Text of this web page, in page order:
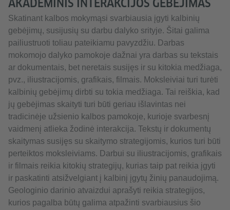
AKADEMINIS INTERAKCIJOS GEBĖJIMAS
Skatinant kalbos mokymąsi svarbiausia įgyti kalbinių
gebėjimų, susijusių su darbu dalyko srityje. Šitai galima
pailiustruoti toliau pateikiamu pavyzdžiu. Darbas
mokomojo dalyko pamokoje dažnai yra darbas su tekstais
ar dokumentais, bet neretais susijęs ir su kitokia medžiaga,
pvz., iliustracijomis, grafikais, filmais. Moksleiviai turi turėti
kalbinių gebėjimų dirbti su tokia medžiaga. Tai reiškia, kad
jų gebėjimas skaityti turi būti geriau išlavintas nei
tradicinėje užsienio kalbos pamokoje, kurioje svarbesnį
vaidmenį atlieka žodinė interakcija. Tekstų ir dokumentų
skaitymas susijęs su skaitymo strategijomis, kurios turi būti
perteiktos moksleiviams. Darbui su iliustracijomis, grafikais
ir filmais reikia kitokių strategijų, kurias taip pat reikia įgyti
ir paskatinti atsižvelgiant į kalbinį įgytų žinių panaudojimą.
Geologinio darinio atvaizdui aprašyti reikia strategijos,
kurios pagalba būtų galima atpažinti svarbiausius šio